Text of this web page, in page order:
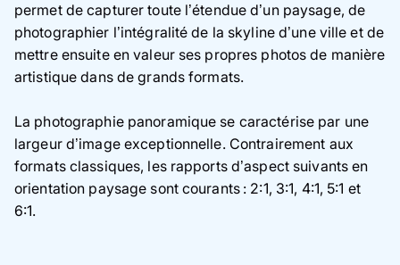
permet de capturer toute l’étendue d’un paysage, de
photographier l’intégralité de la skyline d’une ville et de
mettre ensuite en valeur ses propres photos de manière
artistique dans de grands formats.
La photographie panoramique se caractérise par une
largeur d’image exceptionnelle. Contrairement aux
formats classiques, les rapports d’aspect suivants en
orientation paysage sont courants : 2:1, 3:1, 4:1, 5:1 et
6:1.